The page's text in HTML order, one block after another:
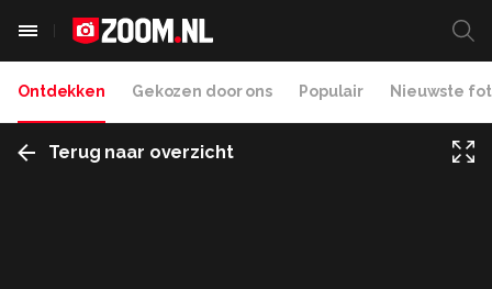
Ontdekken Gekozen door ons Populair Nieuwste
Terug naar overzicht